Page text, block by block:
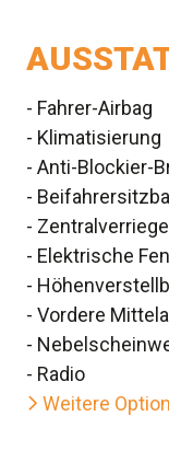
- Fahrer-Airbag
- Klimatisierung
- Anti-Blockier-
-
-
- Elektrische
-
- Vordere
-
- Radio
Weitere